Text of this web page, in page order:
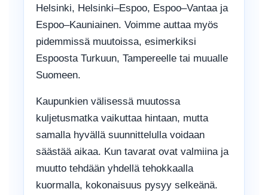
Helsinki, Helsinki–Espoo, Espoo–Vantaa ja
Espoo–Kauniainen. Voimme auttaa myös
pidemmissä muutoissa, esimerkiksi
Espoosta Turkuun, Tampereelle tai muualle
Suomeen.
Kaupunkien välisessä muutossa
kuljetusmatka vaikuttaa hintaan, mutta
samalla hyvällä suunnittelulla voidaan
säästää aikaa. Kun tavarat ovat valmiina ja
muutto tehdään yhdellä tehokkaalla
kuormalla, kokonaisuus pysyy selkeänä.